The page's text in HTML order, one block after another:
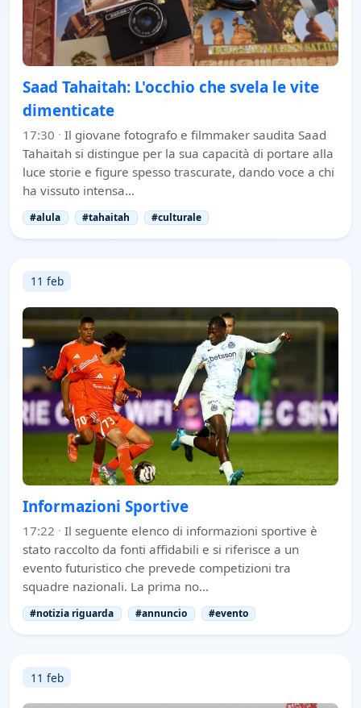
Saad Tahaitah: L'occhio che svela le vite
dimenticate
17:30 · Il giovane fotografo e filmmaker saudita Saad
Tahaitah si distingue per la sua capacità di portare alla
luce storie e figure spesso trascurate, dando voce a chi
ha vissuto intensa…
#alula #tahaitah #culturale
11 feb
Informazioni Sportive
17:22 · Il seguente elenco di informazioni sportive è
stato raccolto da fonti affidabili e si riferisce a un
evento futuristico che prevede competizioni tra
squadre nazionali. La prima no…
#notizia riguarda #annuncio #evento
11 feb